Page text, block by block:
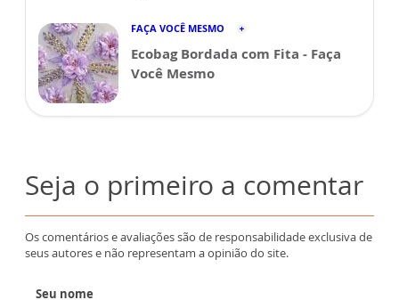
FAÇA VOCÊ MESMO
Ecobag Bordada com Fita - Faça
Você Mesmo
Seja o primeiro a comentar
Os comentários e avaliações são de responsabilidade exclusiva de
seus autores e não representam a opinião do site.
Seu nome